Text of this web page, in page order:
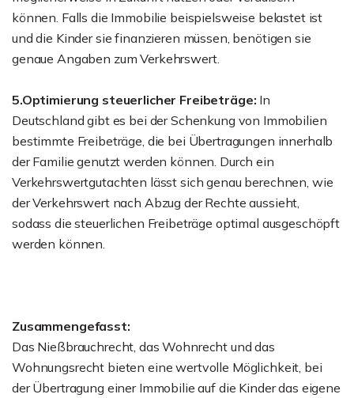
können. Falls die Immobilie beispielsweise belastet ist
und die Kinder sie finanzieren müssen, benötigen sie
genaue Angaben zum Verkehrswert.
5.Optimierung steuerlicher Freibeträge: In
Deutschland gibt es bei der Schenkung von Immobilien
bestimmte Freibeträge, die bei Übertragungen innerhalb
der Familie genutzt werden können. Durch ein
Verkehrswertgutachten lässt sich genau berechnen, wie
der Verkehrswert nach Abzug der Rechte aussieht,
sodass die steuerlichen Freibeträge optimal ausgeschöpft
werden können.
Zusammengefasst:
Das Nießbrauchrecht, das Wohnrecht und das
Wohnungsrecht bieten eine wertvolle Möglichkeit, bei
der Übertragung einer Immobilie auf die Kinder das eigene